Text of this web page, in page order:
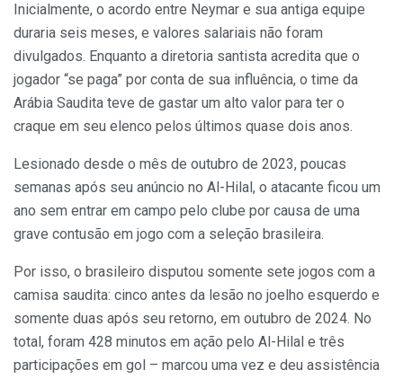
Inicialmente, o acordo entre Neymar e sua antiga equipe
duraria seis meses, e valores salariais não foram
divulgados. Enquanto a diretoria santista acredita que o
jogador “se paga” por conta de sua influência, o time da
Arábia Saudita teve de gastar um alto valor para ter o
craque em seu elenco pelos últimos quase dois anos.
Lesionado desde o mês de outubro de 2023, poucas
semanas após seu anúncio no Al-Hilal, o atacante ficou um
ano sem entrar em campo pelo clube por causa de uma
grave contusão em jogo com a seleção brasileira.
Por isso, o brasileiro disputou somente sete jogos com a
camisa saudita: cinco antes da lesão no joelho esquerdo e
somente duas após seu retorno, em outubro de 2024. No
total, foram 428 minutos em ação pelo Al-Hilal e três
participações em gol – marcou uma vez e deu assistência